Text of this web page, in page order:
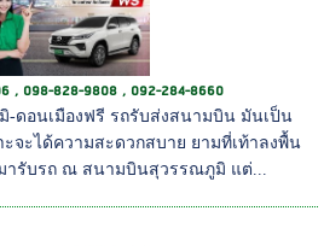
, 098-828-9808 , 092-284-8660
ดอนเมืองฟรี รถรับส่งสนามบิน มันเป็น
จะได้ความสะดวกสบาย ยามที่เท้าลงพื้น
ารับรถ ณ สนามบินสุวรรณภูมิ แต่...